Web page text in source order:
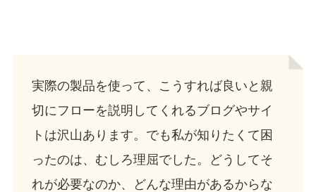
実際の製品を使って、こうすれば良いと親
切にフローを説明してくれるブログやサイ
トは沢山あります。でも私が知りたくて困
ったのは、むしろ理屈でした。どうしてそ
れが必要なのか、どんな理由があるからな